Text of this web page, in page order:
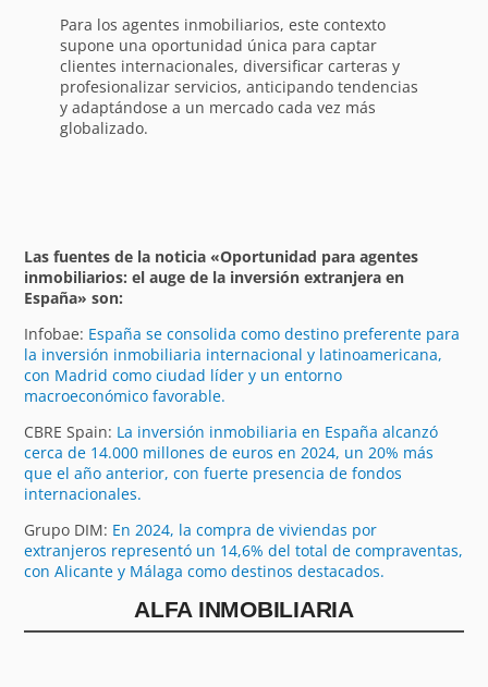
Para los agentes inmobiliarios, este contexto
supone una oportunidad única para captar
clientes internacionales, diversificar carteras y
profesionalizar servicios, anticipando tendencias
y adaptándose a un mercado cada vez más
globalizado.
Las fuentes de la noticia «Oportunidad para agentes
inmobiliarios: el auge de la inversión extranjera en
España» son:
Infobae: España se consolida como destino preferente para
la inversión inmobiliaria internacional y latinoamericana,
con Madrid como ciudad líder y un entorno
macroeconómico favorable.
CBRE Spain: La inversión inmobiliaria en España alcanzó
cerca de 14.000 millones de euros en 2024, un 20% más
que el año anterior, con fuerte presencia de fondos
internacionales.
Grupo DIM: En 2024, la compra de viviendas por
extranjeros representó un 14,6% del total de compraventas,
con Alicante y Málaga como destinos destacados.
ALFA INMOBILIARIA